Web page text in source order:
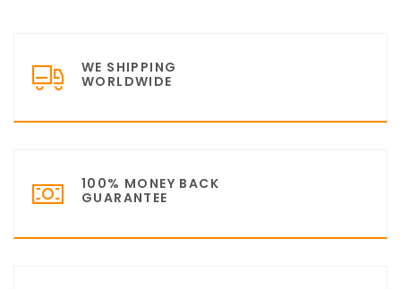
WE SHIPPING
WORLDWIDE
100% MONEY BACK
GUARANTEE